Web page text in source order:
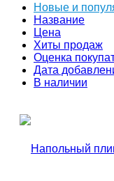
Новые и
Название
Цена
Хиты продаж
Оценка
Дата
В наличии